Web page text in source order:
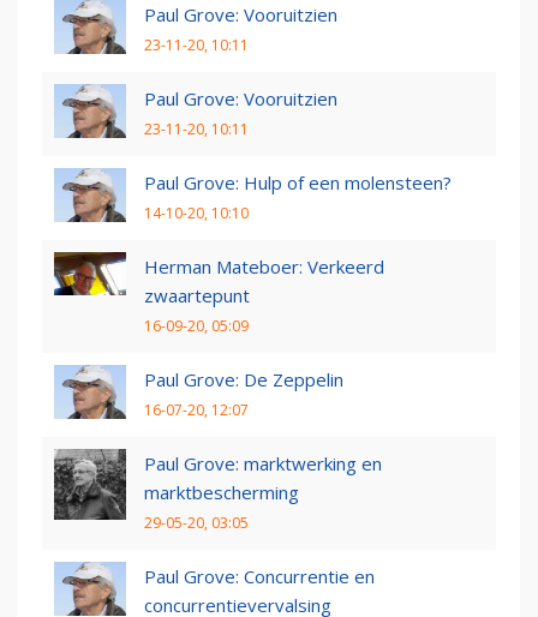
Paul Grove: Vooruitzien
23-11-20, 10:11
Paul Grove: Vooruitzien
23-11-20, 10:11
Paul Grove: Hulp of een molensteen?
14-10-20, 10:10
Herman Mateboer: Verkeerd
zwaartepunt
16-09-20, 05:09
Paul Grove: De Zeppelin
16-07-20, 12:07
Paul Grove: marktwerking en
marktbescherming
29-05-20, 03:05
Paul Grove: Concurrentie en
concurrentievervalsing